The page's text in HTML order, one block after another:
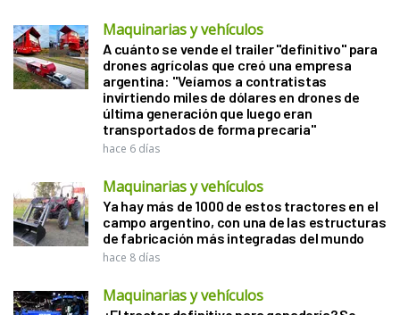
Maquinarias y vehículos
A cuánto se vende el trailer "definitivo" para
drones agrícolas que creó una empresa
argentina: "Veíamos a contratistas
invirtiendo miles de dólares en drones de
última generación que luego eran
transportados de forma precaria"
hace 6 días
Maquinarias y vehículos
Ya hay más de 1000 de estos tractores en el
campo argentino, con una de las estructuras
de fabricación más integradas del mundo
hace 8 días
Maquinarias y vehículos